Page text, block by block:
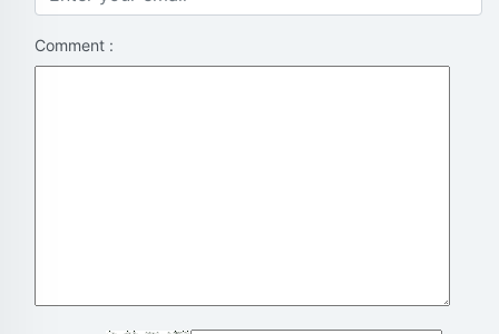
Comment :